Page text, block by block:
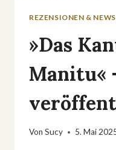
REZENSIONEN & NEWS
»Das
Manitu«
Von Sucy 5. Mai